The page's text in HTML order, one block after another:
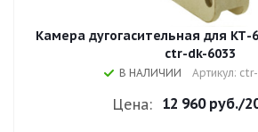
Камера дугогасительная для КТ-
ctr-dk-6033
В НАЛИЧИИ Артикул:
Цена: 12 960 руб./